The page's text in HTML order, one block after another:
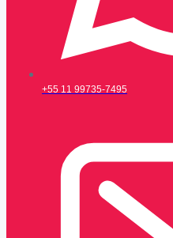
+55 11 99735-7495